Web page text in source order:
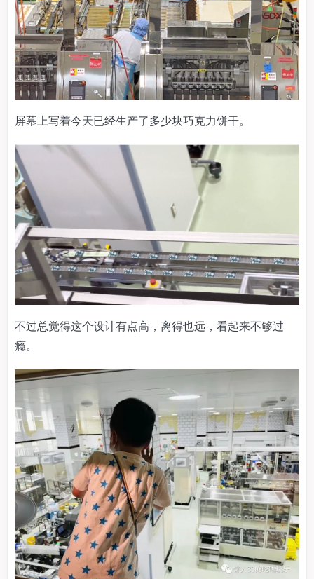
屏幕上写着今天已经生产了多少块巧克力饼干。
不过总觉得这个设计有点高，离得也远，看起来不够过
瘾。